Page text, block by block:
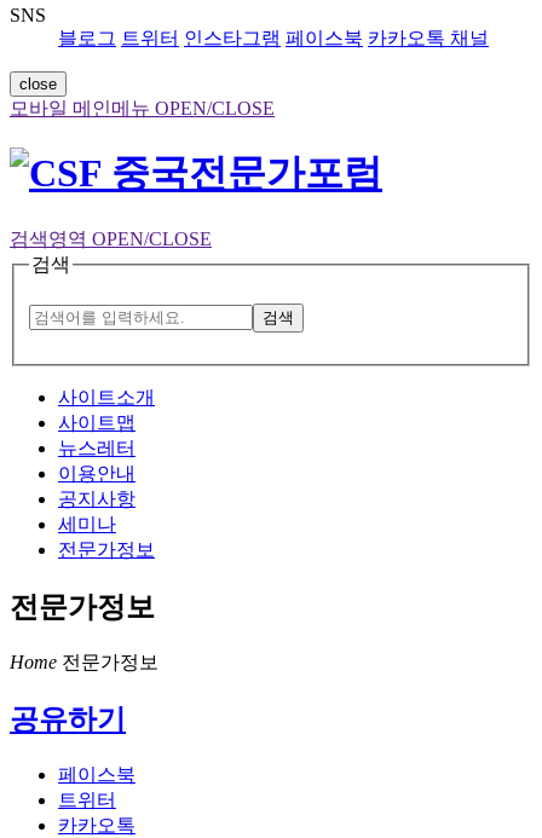
SNS
블로그 트위터 인스타그램 페이스북 카카오톡 채널
close
모바일 메인메뉴 OPEN/CLOSE
검색영역 OPEN/CLOSE
검색
검색
사이트소개
사이트맵
뉴스레터
이용안내
공지사항
세미나
전문가정보
전문가정보
Home 전문가정보
공유하기
페이스북
트위터
카카오톡